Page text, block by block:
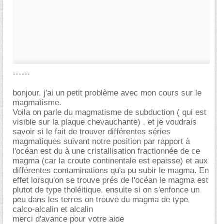
------
bonjour, j'ai un petit problème avec mon cours sur le
magmatisme.
Voila on parle du magmatisme de subduction ( qui est
visible sur la plaque chevauchante) , et je voudrais
savoir si le fait de trouver différentes séries
magmatiques suivant notre position par rapport à
l'océan est du à une cristallisation fractionnée de ce
magma (car la croute continentale est epaisse) et aux
différentes contaminations qu'a pu subir le magma. En
effet lorsqu'on se trouve prés de l'océan le magma est
plutot de type tholéitique, ensuite si on s'enfonce un
peu dans les terres on trouve du magma de type
calco-alcalin et alcalin
merci d'avance pour votre aide